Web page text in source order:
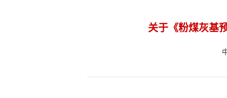
关于《粉煤灰基